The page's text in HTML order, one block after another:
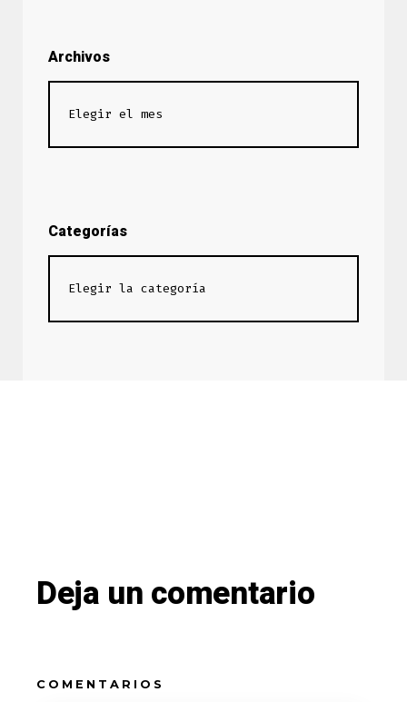
Archivos
Categorías
Deja un comentario
COMENTARIOS